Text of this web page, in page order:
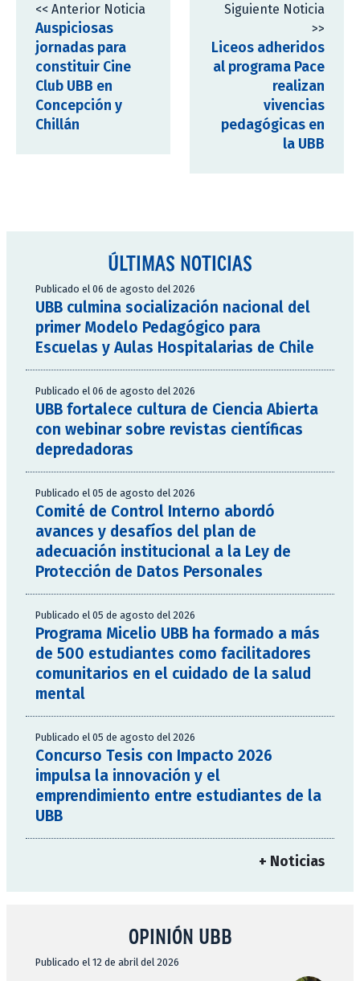
<< Anterior Noticia
Auspiciosas
jornadas para
constituir Cine
Club UBB en
Concepción y
Chillán
Siguiente Noticia
>>
Liceos adheridos
al programa Pace
realizan
vivencias
pedagógicas en
la UBB
ÚLTIMAS NOTICIAS
Publicado el 06 de agosto del 2026
UBB culmina socialización nacional del
primer Modelo Pedagógico para
Escuelas y Aulas Hospitalarias de Chile
Publicado el 06 de agosto del 2026
UBB fortalece cultura de Ciencia Abierta
con webinar sobre revistas científicas
depredadoras
Publicado el 05 de agosto del 2026
Comité de Control Interno abordó
avances y desafíos del plan de
adecuación institucional a la Ley de
Protección de Datos Personales
Publicado el 05 de agosto del 2026
Programa Micelio UBB ha formado a más
de 500 estudiantes como facilitadores
comunitarios en el cuidado de la salud
mental
Publicado el 05 de agosto del 2026
Concurso Tesis con Impacto 2026
impulsa la innovación y el
emprendimiento entre estudiantes de la
UBB
+ Noticias
OPINIÓN UBB
Publicado el 12 de abril del 2026